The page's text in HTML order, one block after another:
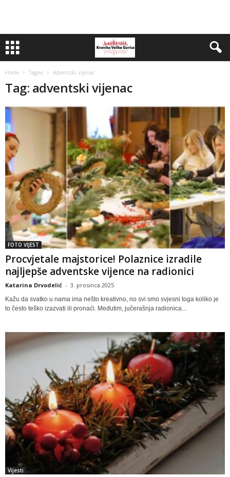
Home Tagovi Adventski vijenac
Tag: adventski vijenac
FOTO VIJEST
Procvjetale majstorice! Polaznice izradile
najljepše adventske vijence na radionici
Katarina Drvodelić - 3. prosinca 2025
Kažu da svatko u nama ima nešto kreativno, no svi smo svjesni toga koliko je
to često teško izazvati ili pronaći. Međutim, jučerašnja radionica...
Vijesti